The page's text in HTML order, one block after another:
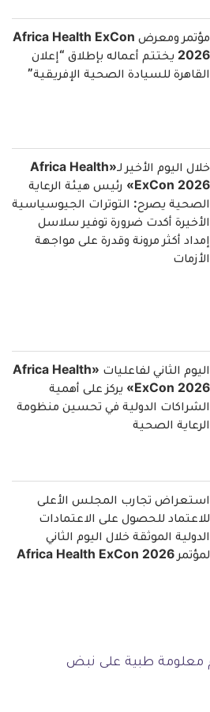
مؤتمر ومعرض Africa Health ExCon
2026 يختتم أعماله بإطلاق “إعلان
القاهرة للسيادة الصحية الإفريقية”
خلال اليوم الأخير لـ«Africa Health
ExCon 2026» رئيس هيئة الرعاية
الصحية يصرح: التوترات الجيوسياسية
الأخيرة أكدت ضرورة توفير سلاسل
إمداد أكثر مرونة وقدرة على مواجهة
الأزمات
اليوم الثاني لفاعليات «Africa Health
ExCon 2026» يركز على أهمية
الشراكات الدولية في تحسين منظومة
الرعاية الصحية
استعراض تجارب المجلس الأعلى
للاعتماد للحصول على الاعتمادات
الدولية الموثقة خلال اليوم الثاني
لمؤتمر Africa Health ExCon 2026